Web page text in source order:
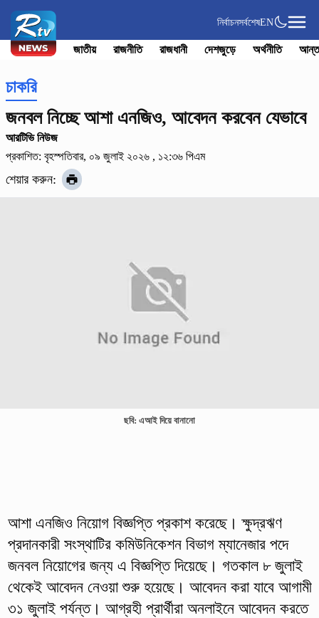
নির্বাচনসর্বশেষEN
জাতীয় রাজনীতি রাজধানী দেশজুড়ে অর্থনীতি
চাকরি
জনবল নিচ্ছে আশা এনজিও, আবেদন করবেন যেভাবে
আরটিভি নিউজ
প্রকাশিত: বৃহস্পতিবার, ০৯ জুলাই ২০২৬ , ১২:৩৬ পিএম
শেয়ার করুন:
ছবি: এআই দিয়ে বানানো
আশা এনজিও নিয়োগ বিজ্ঞপ্তি প্রকাশ করেছে। ক্ষুদ্রঋণ
প্রদানকারী সংস্থাটির কমিউনিকেশন বিভাগ ম্যানেজার পদে
জনবল নিয়োগের জন্য এ বিজ্ঞপ্তি দিয়েছে। গতকাল ৮ জুলাই
থেকেই আবেদন নেওয়া শুরু হয়েছে। আবেদন করা যাবে আগামী
৩১ জুলাই পর্যন্ত। আগ্রহী প্রার্থীরা অনলাইনে আবেদন করতে